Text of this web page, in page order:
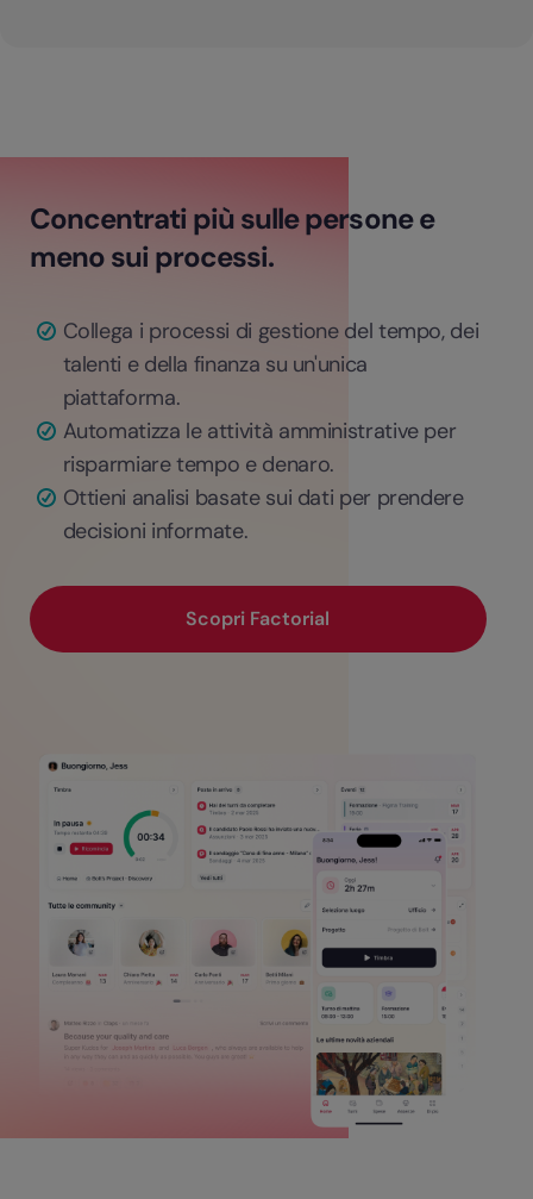
Concentrati più sulle persone e
meno sui processi.
Collega i processi di gestione del tempo, dei
talenti e della finanza su un'unica
piattaforma.
Automatizza le attività amministrative per
risparmiare tempo e denaro.
Ottieni analisi basate sui dati per prendere
decisioni informate.
Scopri Factorial